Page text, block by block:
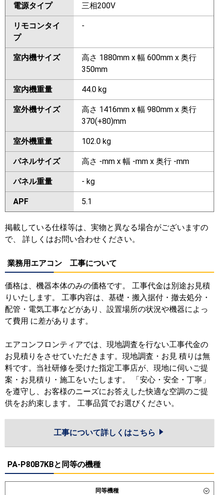
電源タイプ 三相200V
リモコンタイ
プ
-
室内機サイズ
高さ 1880mm x 幅 600mm x 奥行
350mm
室内機重量 44.0 kg
室外機サイズ
高さ 1416mm x 幅 980mm x 奥行
370(+80)mm
室外機重量 102.0 kg
パネルサイズ 高さ -mm x 幅 -mm x 奥行 -mm
パネル重量 - kg
APF 5.1
掲載している仕様等は、実物と異なる場合がございますの
で、 詳しくはお問い合わせください。
業務用エアコン 工事について
価格は、機器本体のみの価格です。 工事代金は別途お見積
りいたします。 工事内容は、基礎・搬入据付・撤去処分・
配管・電気工事などがあり、設置場所の状況や機器によっ
て費用 に差があります。
エアコンフロンティアでは、現地調査を行ない工事代金の
お見積りをさせていただきます。現地調査・お見 積りは無
料です。当社研修を受けた指定工事店が、現地に伺いご提
案・お見積り・施工をいたします。 「安心・安全・丁寧」
を遵守し、お客様のニーズにお答えした快適な空調のご提
供をお約束します。 工事品質でお選びください。
工事について詳しくはこちら
PA-P80B7KBと同等の機種
同等機種